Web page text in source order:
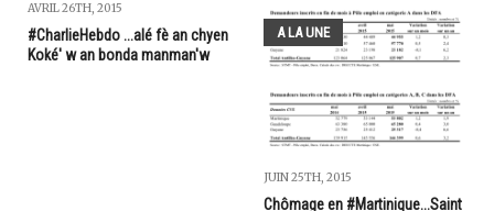
AVRIL 26TH, 2015
#CharlieHebdo ...alé fè an chyen
Koké' w an bonda manman'w
A LA UNE
JUIN 25TH, 2015
Chômage en #Martinique...Saint